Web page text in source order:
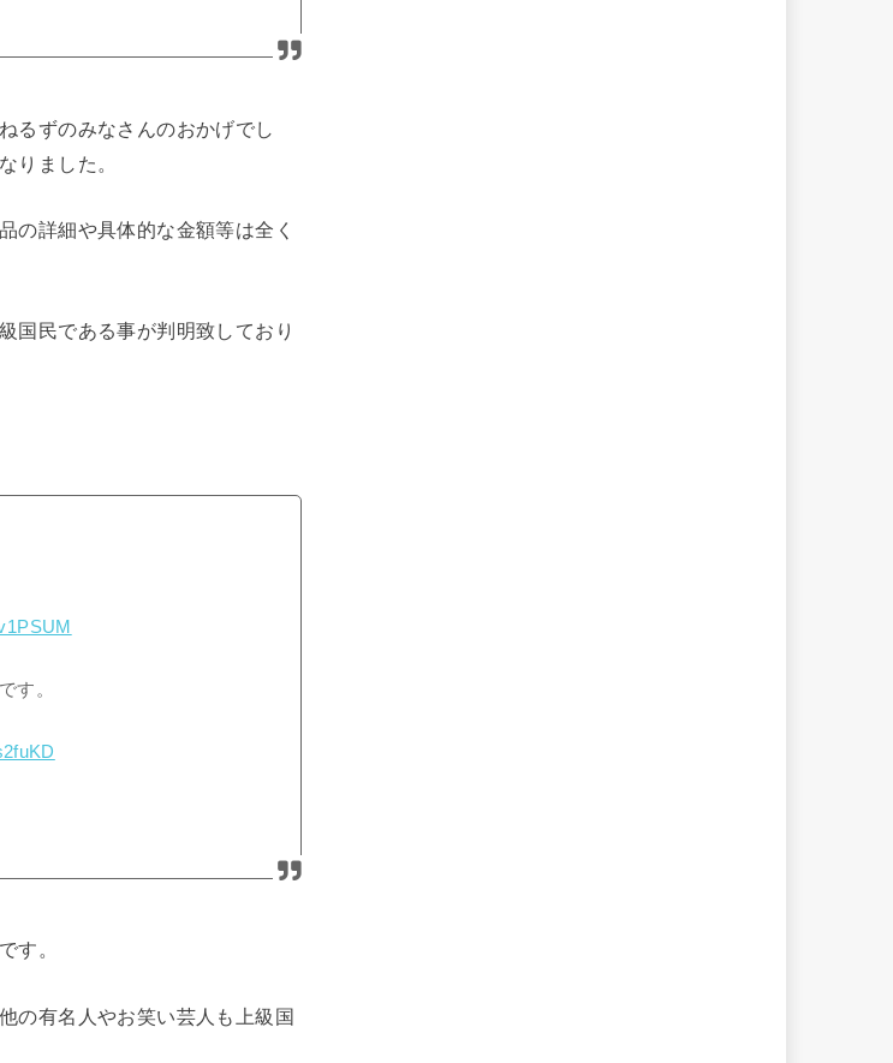
るずのみなさんのおかげでし
りました。
の詳細や具体的な金額等は全く
国民である事が判明致しており
す。
す。
の有名人やお笑い芸人も上級国